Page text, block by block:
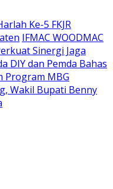
Ke-5 FKJR
IFMAC WOODMAC
Sinergi Jaga
DIY dan Pemda Bahas
Program MBG
Wakil Bupati Benny